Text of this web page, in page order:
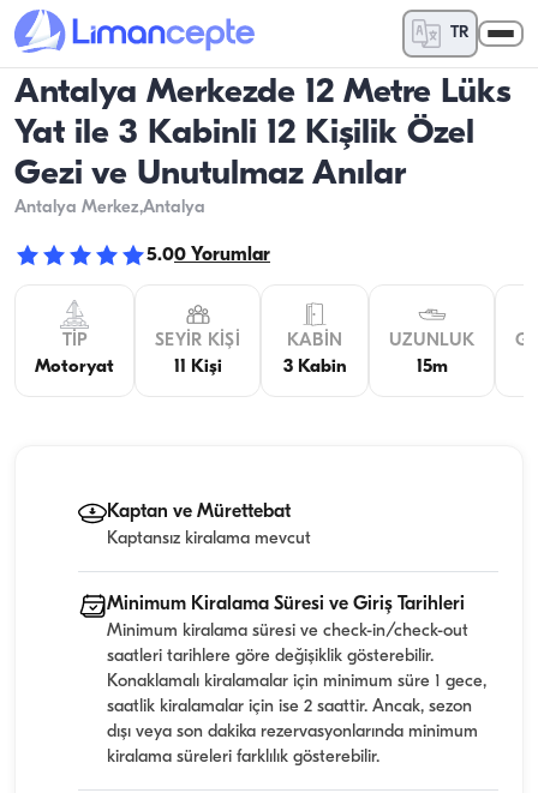
TR
Antalya Merkezde 12 Metre Lüks
Yat ile 3 Kabinli 12 Kişilik Özel
Gezi ve Unutulmaz Anılar
Antalya Merkez,Antalya
5.00 Yorumlar
TIP
Motoryat
SEYIR KIŞI
11 Kişi
KABIN
3 Kabin
UZUNLUK
15m
Kaptan ve Mürettebat
Kaptansız kiralama mevcut
Minimum Kiralama Süresi ve Giriş Tarihleri
Minimum kiralama süresi ve check-in/check-out
saatleri tarihlere göre değişiklik gösterebilir.
Konaklamalı kiralamalar için minimum süre 1 gece,
saatlik kiralamalar için ise 2 saattir. Ancak, sezon
dışı veya son dakika rezervasyonlarında minimum
kiralama süreleri farklılık gösterebilir.